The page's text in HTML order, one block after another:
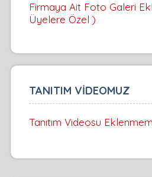
Firmaya Ait Foto Galeri
Üyelere Özel )
TANITIM VİDEOMUZ
Tanıtım Videosu